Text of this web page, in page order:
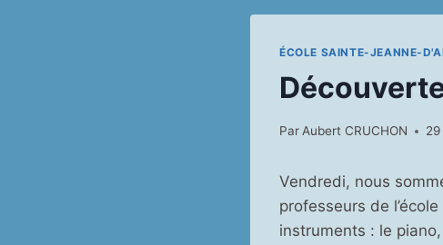
ÉCOLE SAINTE-JEANNE-
ParAubert CRUCHON 29
Vendredi, nous
professeurs de
instruments : le